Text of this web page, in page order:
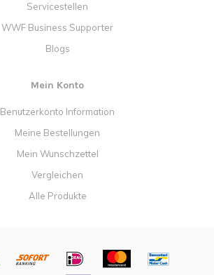
Servicestellen
WWF Business Supporter
Blogs
Mein Konto
Benutzerkonto Information
Meine Bestellungen
Mein Wunschzettel
Vergleichen
Alle Produkte